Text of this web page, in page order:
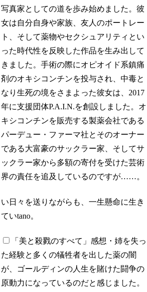
写真家としての道を歩み始めました。彼
女は自分自身や家族、友人のポートレー
ト、そして薬物やセクシュアリティとい
った時代性を反映した作品を生み出して
きました。手術の際にオピオイド系鎮痛
剤のオキシコンチンを投与され、中毒と
なり生死の境をさまよった彼女は、2017
年に支援団体P.A.I.N.を創設しました。オ
キシコンチンを販売する製薬会社である
パーデュー・ファーマ社とそのオーナー
である大富豪のサックラー家、そしてサ
ックラー家から多額の寄付を受けた芸術
界の責任を追及しているのですが……。
い日々を送りながらも、一生懸命に生き
ていtano。
「美と殺戮のすべて」感想 ・姉を失っ
た経験と多くの犠牲者を出した薬の闇
が、ゴールディンの人生を賭けた闘争の
原動力になっているのだと感じました。